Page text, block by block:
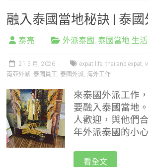
融入泰國當地秘訣 | 泰
泰亮 外派泰國,泰國當地 生
21 5 月, 2026 expat life,thailand expat,
南亞外派,泰國員工,泰國外派, 海外工作
來泰國外派工作
要融入泰國當地
人歡迎，與他們
年外派泰國的小
看全文